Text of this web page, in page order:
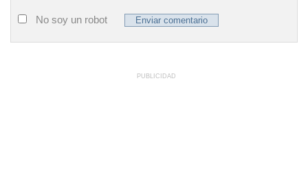
No soy un robot
PUBLICIDAD